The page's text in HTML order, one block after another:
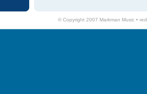
© Copyright 2007 Markman Music •